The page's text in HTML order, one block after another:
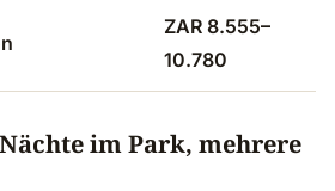
ZAR 8.555–
10.780
Nächte im Park, mehrere